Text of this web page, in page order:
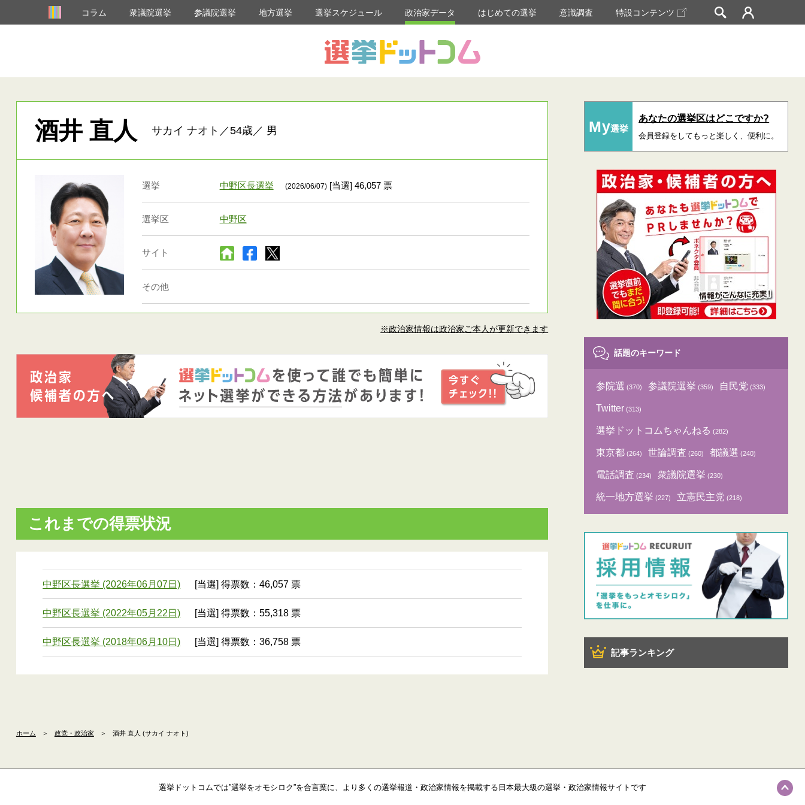
コラム 衆議院選挙 参議院選挙 地方選挙 選挙スケジュール 政治家データ はじめての選挙 意識調査 特設コンテンツ
酒井 直人 サカイ ナオト／54歳／ 男
選挙 中野区長選挙 (2026/06/07)[当選] 46,057 票
選挙区 中野区
サイト
その他
※政治家情報は政治家ご本人が更新できます
これまでの得票状況
中野区長選挙 (2026年06月07日) [当選] 得票数：46,057 票
中野区長選挙 (2022年05月22日) [当選] 得票数：55,318 票
中野区長選挙 (2018年06月10日) [当選] 得票数：36,758 票
My選挙
あなたの選挙区はどこですか?
会員登録をしてもっと楽しく、便利に。
話題のキーワード
参院選 (370) 参議院選挙 (359) 自民党 (333)
Twitter (313)
選挙ドットコムちゃんねる (282)
東京都 (264) 世論調査 (260) 都議選 (240)
電話調査 (234) 衆議院選挙 (230)
統一地方選挙 (227) 立憲民主党 (218)
記事ランキング
ホーム ＞ 政党・政治家 ＞ 酒井 直人 (サカイ ナオト)
選挙ドットコムでは”選挙をオモシロク”を合言葉に、より多くの選挙報道・政治家情報を掲載する日本最大級の選挙・政治家情報サイトです